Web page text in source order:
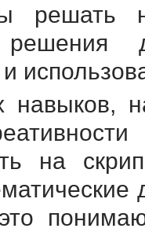
решать
решения
навыков,
на